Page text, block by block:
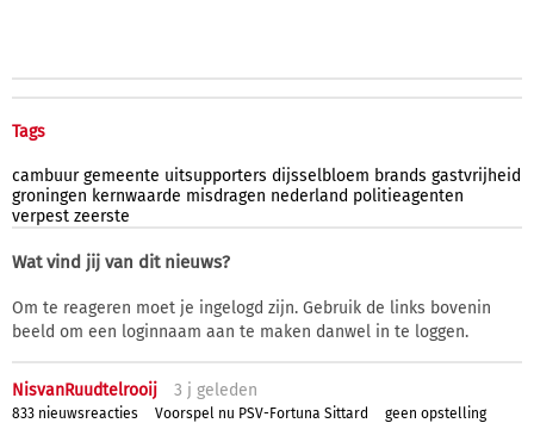
Tags
cambuur gemeente uitsupporters dijsselbloem brands gastvrijheid
groningen kernwaarde misdragen nederland politieagenten
verpest zeerste
Wat vind jij van dit nieuws?
Om te reageren moet je ingelogd zijn. Gebruik de links bovenin
beeld om een loginnaam aan te maken danwel in te loggen.
NisvanRuudtelrooij 3 j geleden
833 nieuwsreacties Voorspel nu PSV-Fortuna Sittard geen opstelling